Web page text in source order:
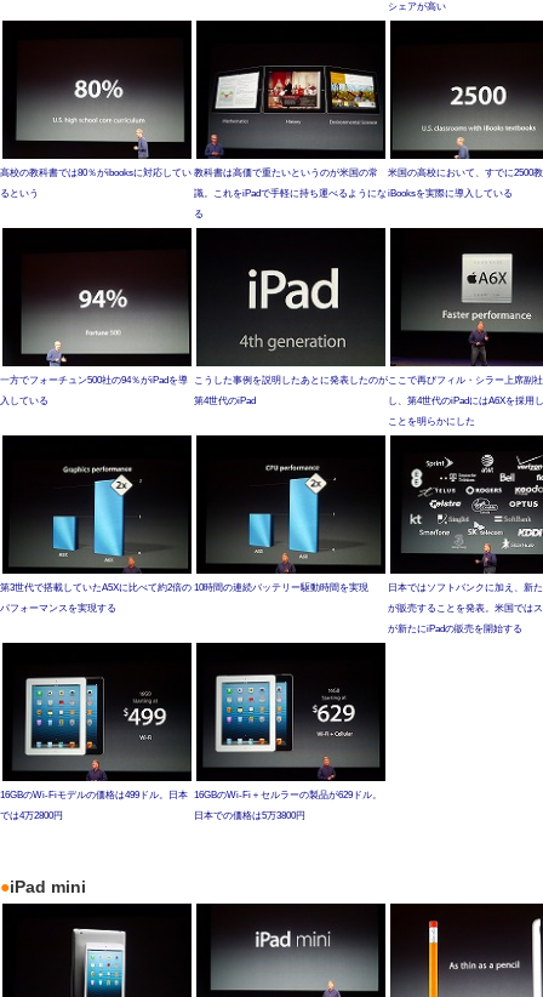
シェアが高い
高校の教科書では80％がibooksに対応してい
るという
教科書は高価で重たいというのが米国の常
識。これをiPadで手軽に持ち運べるようにな
る
米国の高校において、すでに2500
iBooksを実際に導入している
一方でフォーチュン500社の94％がiPadを導
入している
こうした事例を説明したあとに発表したのが
第4世代のiPad
ここで再びフィル・シラー上席副
し、第4世代のiPadにはA6Xを採用
ことを明らかにした
第3世代で搭載していたA5Xに比べて約2倍の
パフォーマンスを実現する
10時間の連続バッテリー駆動時間を実現
日本ではソフトバンクに加え、新
が販売することを発表。米国では
が新たにiPadの販売を開始する
16GBのWi-Fiモデルの価格は499ドル。日本
では4万2800円
16GBのWi-Fi＋セルラーの製品が629ドル。
日本での価格は5万3800円
●iPad mini